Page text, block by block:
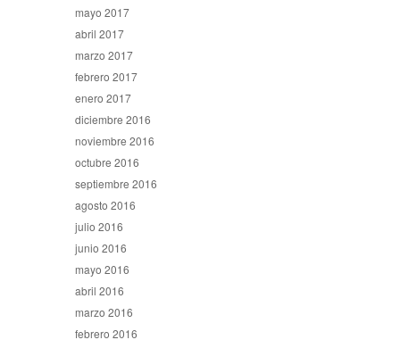
mayo 2017
abril 2017
marzo 2017
febrero 2017
enero 2017
diciembre 2016
noviembre 2016
octubre 2016
septiembre 2016
agosto 2016
julio 2016
junio 2016
mayo 2016
abril 2016
marzo 2016
febrero 2016